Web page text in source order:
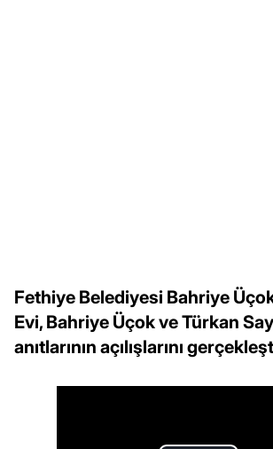
Fethiye Belediyesi Bahriye
Evi, Bahriye Üçok ve Türkan
anıtlarının açılışlarını